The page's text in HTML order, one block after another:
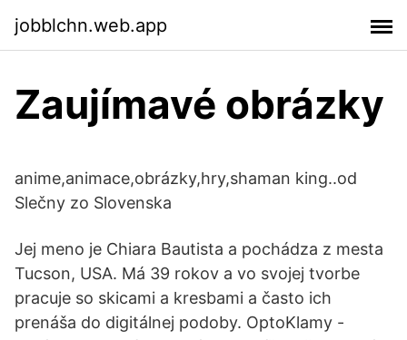
jobblchn.web.app
Zaujímavé obrázky
anime,animace,obrázky,hry,shaman king..od
Slečny zo Slovenska
Jej meno je Chiara Bautista a pochádza z mesta
Tucson, USA. Má 39 rokov a vo svojej tvorbe
pracuje so skicami a kresbami a často ich
prenáša do digitálnej podoby. OptoKlamy -